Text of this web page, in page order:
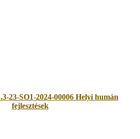
23-SO1-2024-00006 Helyi humán
fejlesztések